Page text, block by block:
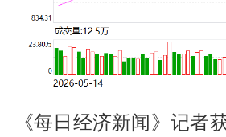
《每日经济新闻》记者